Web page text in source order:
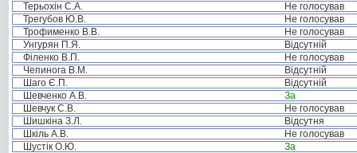
Терьохін С.А.
Не голосував
Трегубов Ю.В.
Не голосував
Трофименко В.В.
Не голосував
Унгурян П.Я.
Відсутній
Філенко В.П.
Не голосував
Чепинога В.М.
Відсутній
Шаго Є.П.
Відсутній
Шевченко А.В.
За
Шевчук С.В.
Не голосував
Шишкіна З.Л.
Відсутня
Шкіль А.В.
Не голосував
Шустік О.Ю.
За